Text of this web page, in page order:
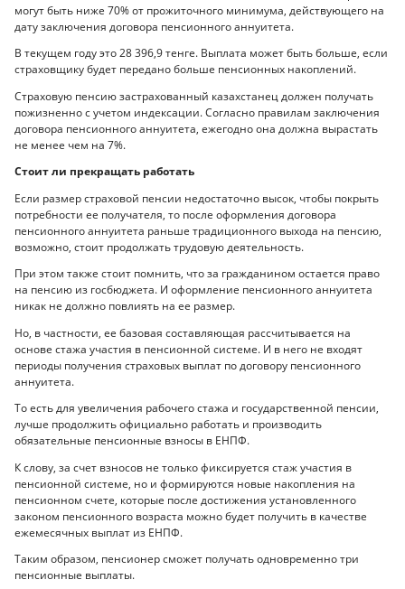
могут быть ниже 70% от прожиточного минимума, действующего на
дату заключения договора пенсионного аннуитета.
В текущем году это 28 396,9 тенге. Выплата может быть больше, если
страховщику будет передано больше пенсионных накоплений.
Страховую пенсию застрахованный казахстанец должен получать
пожизненно с учетом индексации. Согласно правилам заключения
договора пенсионного аннуитета, ежегодно она должна вырастать
не менее чем на 7%.
Стоит ли прекращать работать
Если размер страховой пенсии недостаточно высок, чтобы покрыть
потребности ее получателя, то после оформления договора
пенсионного аннуитета раньше традиционного выхода на пенсию,
возможно, стоит продолжать трудовую деятельность.
При этом также стоит помнить, что за гражданином остается право
на пенсию из госбюджета. И оформление пенсионного аннуитета
никак не должно повлиять на ее размер.
Но, в частности, ее базовая составляющая рассчитывается на
основе стажа участия в пенсионной системе. И в него не входят
периоды получения страховых выплат по договору пенсионного
аннуитета.
То есть для увеличения рабочего стажа и государственной пенсии,
лучше продолжить официально работать и производить
обязательные пенсионные взносы в ЕНПФ.
К слову, за счет взносов не только фиксируется стаж участия в
пенсионной системе, но и формируются новые накопления на
пенсионном счете, которые после достижения установленного
законом пенсионного возраста можно будет получить в качестве
ежемесячных выплат из ЕНПФ.
Таким образом, пенсионер сможет получать одновременно три
пенсионные выплаты.